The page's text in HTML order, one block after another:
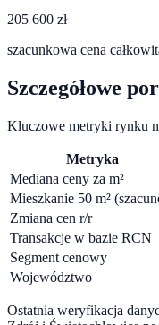
205 600 zł
szacunkowa cena
Szczegółowe
Kluczowe metryki rynku
Metryka
Mediana ceny za m²
Mieszkanie 50 m²
Zmiana cen r/r
Transakcje w bazie RCN
Segment cenowy
Województwo
Ostatnia weryfikacja